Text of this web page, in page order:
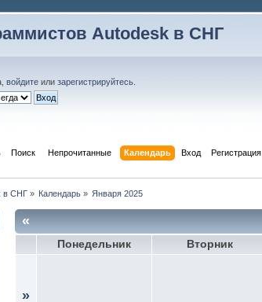
Autodesk в СНГ
войдите илизарегистрируйтесь
Поиск Непрочитанные Календарь Вход Регистрация
в СНГ» Календарь » Января 2025
«
Понедельник Вторник
»